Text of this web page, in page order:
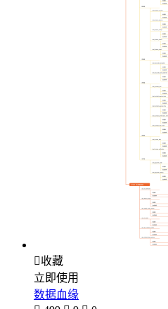
收藏
立即使用
数据血缘